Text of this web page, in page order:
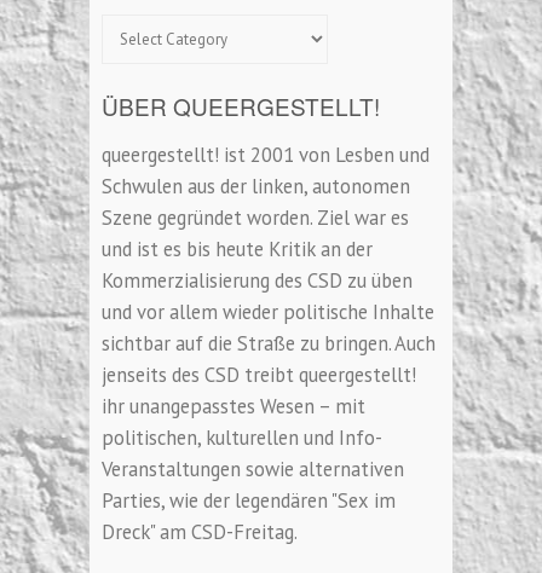
Kategorien
ÜBER QUEERGESTELLT!
queergestellt! ist 2001 von Lesben und
Schwulen aus der linken, autonomen
Szene gegründet worden. Ziel war es
und ist es bis heute Kritik an der
Kommerzialisierung des CSD zu üben
und vor allem wieder politische Inhalte
sichtbar auf die Straße zu bringen. Auch
jenseits des CSD treibt queergestellt!
ihr unangepasstes Wesen – mit
politischen, kulturellen und Info-
Veranstaltungen sowie alternativen
Parties, wie der legendären "Sex im
Dreck" am CSD-Freitag.